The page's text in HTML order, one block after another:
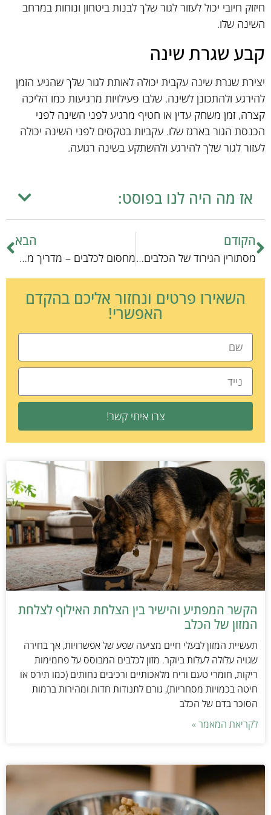
חיזוק חיובי יכול לעזור לגור שלך לבנות ביטחון ונוחות במרחב
השינה שלו.
קבע שגרת שינה
יצירת שגרת שינה עקבית יכולה לאותת לגור שלך שהגיע הזמן
להירגע ולהתכונן לשינה. שלבו פעילויות מרגיעות כמו הליכה
קצרה, זמן משחק עדין או חטיף מרגיע לפני השינה לפני
הכנסת הגור בארגז שלו. עקביות בטקסים לפני השינה יכולה
לעזור לגור שלך להירגע ולהשתקע בשינה רגועה.
אז מה היה לנו בפוסט:
הקודם
מסתורין הגירוד של הכלבים: מה גורם לתופעה זו?
הבא
מחסום לכלבים – מדריך מקצועי לבעלי חיים
השאירו פרטים ונחזור אליכם בהקדם
האפשרי!
צרו איתי קשר!
הקשר המפתיע והישיר בין הצלחת האילוף לצלחת
המזון של הכלב
תעשיית המזון לבעלי חיים מציעה שפע של אפשרויות, אך בחירה
שגויה עלולה לעלות ביוקר. מזון לכלבים המבוסס על פחמימות
ריקות, חומרי טעם וריח מלאכותיים ורכיבים נחותים (כמו תירס או
חיטה בכמויות מסחריות), גורם לתנודות חדות ומהירות ברמות
הסוכר בדם של הכלב
לקריאת המאמר »